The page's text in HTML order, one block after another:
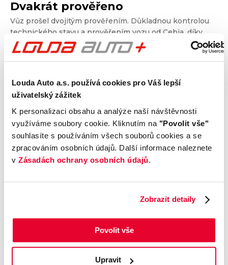
Louda Auto a.s. používá cookies pro Váš lepší
uživatelský zážitek
K personalizaci obsahu a analýze naší návštěvnosti
využíváme soubory cookie. Kliknutím na "Povolit vše"
souhlasíte s používáním všech souborů cookies a se
zpracováním osobních údajů. Další informace naleznete
v Zásadách ochrany osobních údajů.
Zobrazit detaily
Povolit vše
Upravit
Dvakrát prověřeno
Vůz prošel dvojitým prověřením. Důkladnou kontrolou
technického stavu a prověřením vozu od Cebia, díky
kterému získáte garanci původu, historie, ověříte si
nájezd kilometrů a získáte i další informace. Dvojité
Kontrola technického stavu
Motor
Převodovka a spojka
Nápravy a podvozek
Výfuková soustava
Elektronické části vozu
Prověření vozu od Cebia